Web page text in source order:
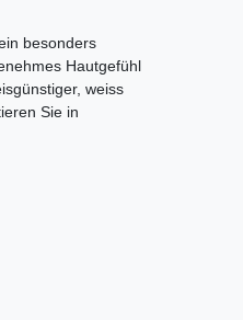
besonders
Hautgefühl
weiss
Sie in